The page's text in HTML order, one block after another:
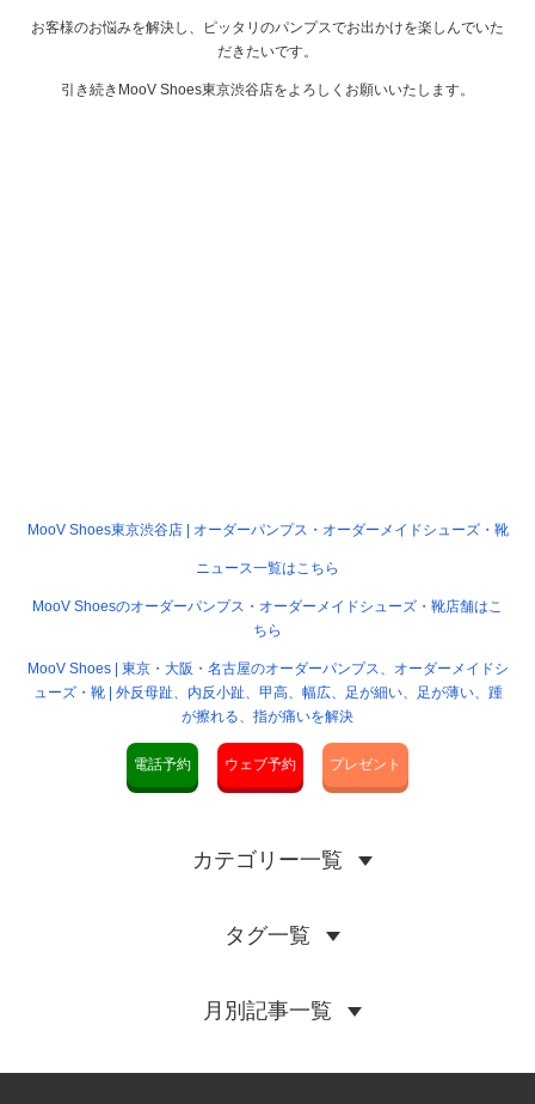
お客様のお悩みを解決し、ピッタリのパンプスでお出かけを楽しんでいた
だきたいです。
引き続きMooV Shoes東京渋谷店をよろしくお願いいたします。
MooV Shoes東京渋谷店 | オーダーパンプス・オーダーメイドシューズ・靴
ニュース一覧はこちら
MooV Shoesのオーダーパンプス・オーダーメイドシューズ・靴店舗はこ
ちら
MooV Shoes | 東京・大阪・名古屋のオーダーパンプス、オーダーメイドシ
ューズ・靴 | 外反母趾、内反小趾、甲高、幅広、足が細い、足が薄い、踵
が擦れる、指が痛いを解決
電話予約 ウェブ予約 プレゼント
カテゴリー一覧
タグ一覧
月別記事一覧